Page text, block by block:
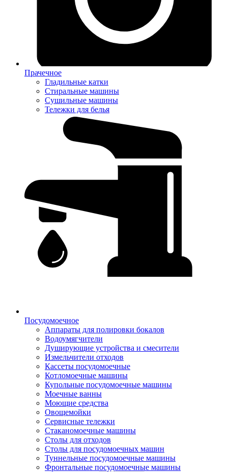
Прачечное
Гладильные катки
Стиральные машины
Сушильные машины
Тележки для белья
Посудомоечное
Аппараты для полировки бокалов
Водоумягчители
Душирующие устройства и смесители
Измельчители отходов
Кассеты посудомоечные
Котломоечные машины
Купольные посудомоечные машины
Моечные ванны
Моющие средства
Овощемойки
Сервисные тележки
Стаканомоечные машины
Столы для отходов
Столы для посудомоечных машин
Туннельные посудомоечные машины
Фронтальные посудомоечные машины